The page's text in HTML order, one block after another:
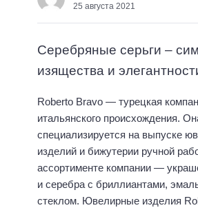
25 августа 2021
Серебряные серьги –
изящества и
Roberto Bravo — турецкая
итальянского происхождения.
специализируется на выпуске
изделий и бижутерии ручной
ассортименте компании —
и серебра с бриллиантами,
стеклом. Ювелирные изделия